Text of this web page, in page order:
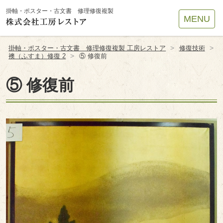
掛軸・ポスター・古文書 修理修復複製
MENU
掛軸・ポスター・古文書 修理修復複製 工房レストア > 修復技術 >
襖（ふすま）修復 2 > ⑤ 修復前
⑤ 修復前
Site
Footer